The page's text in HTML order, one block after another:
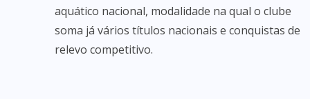
aquático nacional, modalidade na qual o clube
soma já vários títulos nacionais e conquistas de
relevo competitivo.